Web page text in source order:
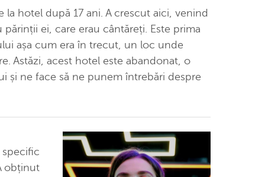
hotel după 17 ani. A crescut aici, venind
ei, care erau cântăreți. Este prima
așa cum era în trecut, un loc unde
Astăzi, acest hotel este abandonat, o
și ne face să ne punem întrebări despre
obținut